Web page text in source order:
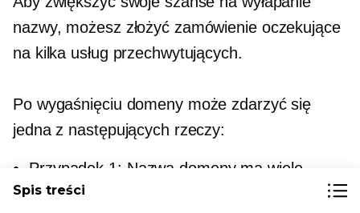
nazwy, możesz złożyć zamówienie oczekujące
na kilka usług przechwytujących.
Po wygaśnięciu domeny może zdarzyć się
jedna z następujących rzeczy:
Przypadek 1: Nazwa domeny ma wiele
zamówień oczekujących. W takim przypadku
Spis treści